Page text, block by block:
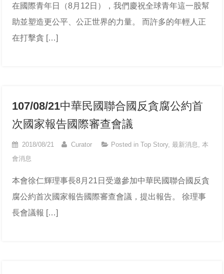
在國際青年日（8月12日），我們慶祝全球青年這一股幫
助並塑造更公平、公正世界的力量。 而許多的年輕人正
在打擊貪 […]
107/08/21中華民國聯合國反貪腐公約首
次國家報告國際審查會議
2018/08/21 Curator Posted inTop Story,最新消息,本
會消息
本會徐仁輝理事長8月21日受邀參加中華民國聯合國反貪
腐公約首次國家報告國際審查會議，提出報告。 徐理事
長會議報 […]